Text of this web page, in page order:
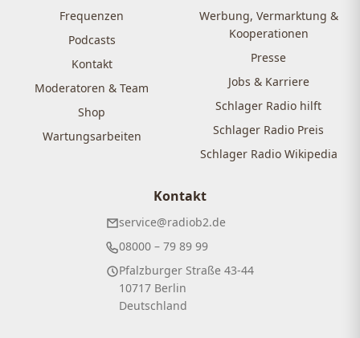
Frequenzen
Podcasts
Kontakt
Moderatoren & Team
Shop
Wartungsarbeiten
Werbung, Vermarktung &
Kooperationen
Presse
Jobs & Karriere
Schlager Radio hilft
Schlager Radio Preis
Schlager Radio Wikipedia
Kontakt
service@radiob2.de
08000 – 79 89 99
Pfalzburger Straße 43-44
10717 Berlin
Deutschland